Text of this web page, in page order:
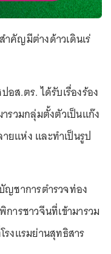
คัญมีต่างด้าวเดินเร่
ส.ตร. ได้รับเรื่องร้อง
รวมกลุ่มตั้งตัวเป็นแก๊ง
ยแห่ง และทำเป็นรูป
ญชาการตำรวจท่อง
ารชาวจีนที่เข้ามารวม
งแรมย่านสุทธิสาร